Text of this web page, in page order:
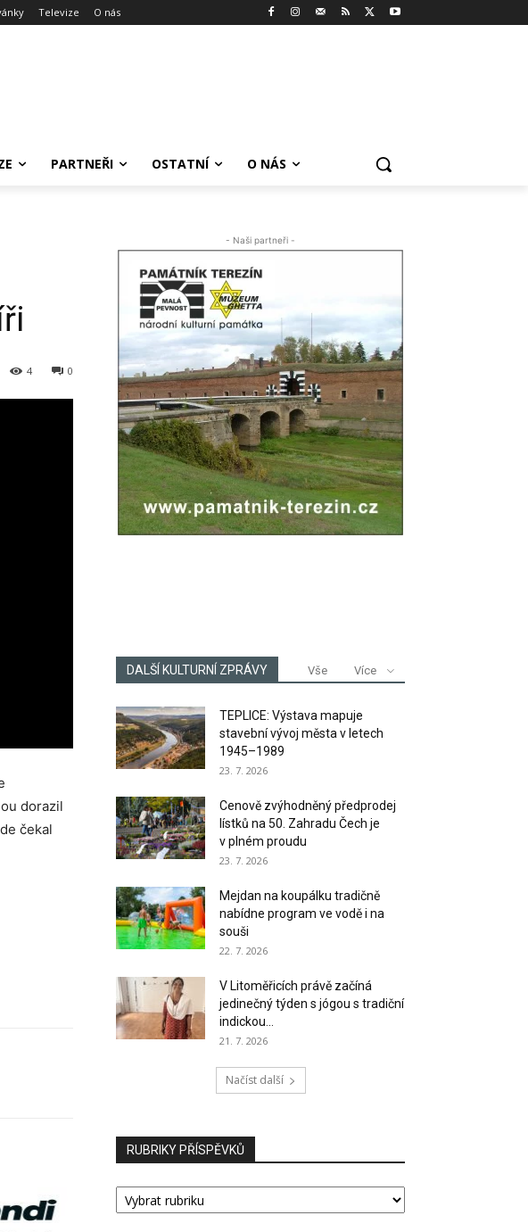
Televize O nás
PARTNEŘI OSTATNÍ O NÁS
0
4
dorazil
čekal
- Naši partneři -
DALŠÍ KULTURNÍ ZPRÁVY Vše Více
TEPLICE: Výstava mapuje
stavební vývoj města v letech
1945–1989
23. 7. 2026
Cenově zvýhodněný předprodej
lístků na 50. Zahradu Čech je
v plném proudu
23. 7. 2026
Mejdan na koupálku tradičně
nabídne program ve vodě i na
souši
22. 7. 2026
V Litoměřicích právě začíná
jedinečný týden s jógou s tradiční
indickou...
21. 7. 2026
Načíst další
RUBRIKY PŘÍSPĚVKŮ
RUBRIKY
PŘÍSPĚVKŮ